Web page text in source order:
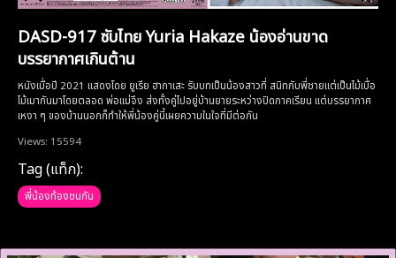
DASD-917 ซับไทย Yuria Hakaze น้องอ่านขาด
บรรยากาศเกินต้าน
หนังเมื่อปี 2021 แสดงโดย ยูเรีย ฮากาเสะ รับบทเป็นน้องสาวที่ สนิทกับพี่ชายแต่เป็นไม้เบื่อ
ไม้เมากันมาโดยตลอด พ่อแม่จึง ส่งทั้งคู่ไปอยู่บ้านยายระหว่างปิดภาคเรียน แต่บรรยากาศ
เหงา ๆ ของบ้านนอกก็ทำให้พี่น้องคู่นี้เผยความในใจที่มีต่อกัน
Views: 15594
Tag (แท็ก):
พี่น้องท้องชนกัน